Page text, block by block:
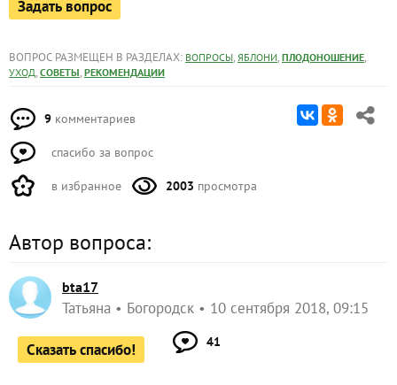
Задать вопрос
ВОПРОС РАЗМЕЩЕН В РАЗДЕЛАХ: ВОПРОСЫ, ЯБЛОНИ, ПЛОДОНОШЕНИЕ,
УХОД, СОВЕТЫ, РЕКОМЕНДАЦИИ
9 комментариев
спасибо за вопрос
в избранное 2003 просмотра
Автор вопроса:
bta17
Татьяна Богородск 10 сентября 2018, 09:15
Сказать спасибо! 41